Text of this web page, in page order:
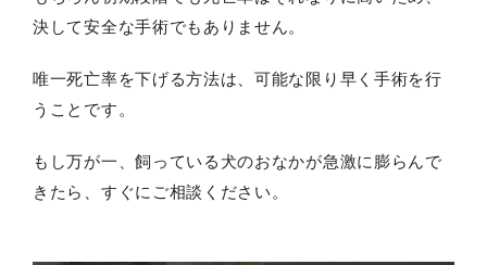
決して安全な手術でもありません。
唯一死亡率を下げる方法は、可能な限り早く手術を行
うことです。
もし万が一、飼っている犬のおなかが急激に膨らんで
きたら、すぐにご相談ください。